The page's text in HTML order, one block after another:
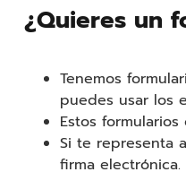
¿Quieres un
Tenemos
puedes usar los
Estos
Si te representa
firma electrónica.